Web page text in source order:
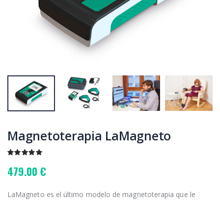
Magnetoterapia LaMagneto
479.00 €
LaMagneto es el último modelo de magnetoterapia que le